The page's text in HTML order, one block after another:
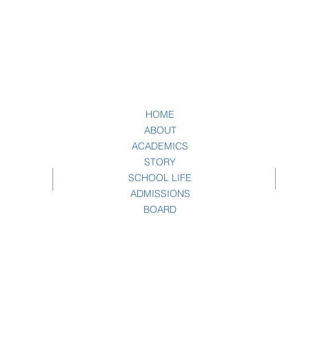
HOME
ABOUT
ACADEMICS
STORY
SCHOOL LIFE
ADMISSIONS
BOARD